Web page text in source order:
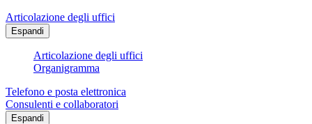
Articolazione degli uffici
Espandi
Articolazione degli uffici
Organigramma
Telefono e posta elettronica
Consulenti e collaboratori
Espandi